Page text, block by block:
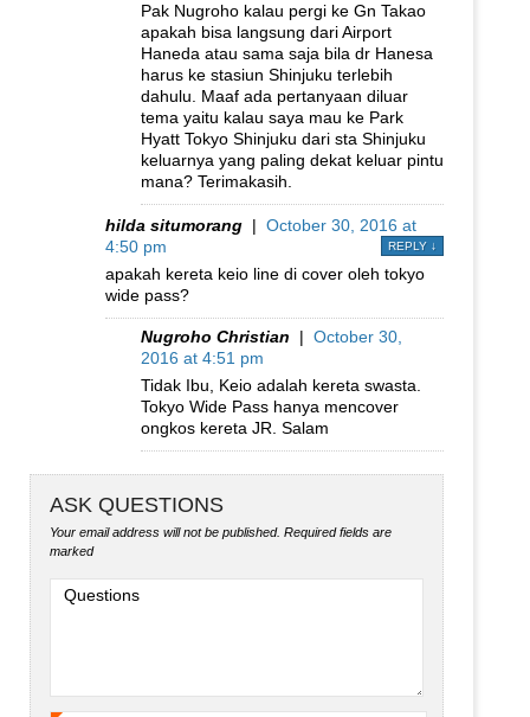
Pak Nugroho kalau pergi ke Gn Takao
apakah bisa langsung dari Airport
Haneda atau sama saja bila dr Hanesa
harus ke stasiun Shinjuku terlebih
dahulu. Maaf ada pertanyaan diluar
tema yaitu kalau saya mau ke Park
Hyatt Tokyo Shinjuku dari sta Shinjuku
keluarnya yang paling dekat keluar pintu
mana? Terimakasih.
hilda situmorang | October 30, 2016 at
4:50 pm
REPLY ↓
apakah kereta keio line di cover oleh tokyo
wide pass?
Nugroho Christian | October 30,
2016 at 4:51 pm
Tidak Ibu, Keio adalah kereta swasta.
Tokyo Wide Pass hanya mencover
ongkos kereta JR. Salam
ASK QUESTIONS
Your email address will not be published. Required fields are
marked
Questions